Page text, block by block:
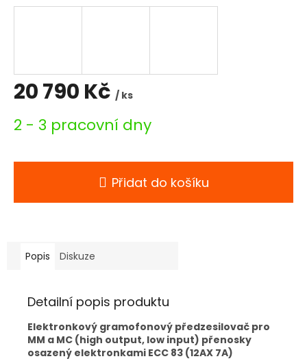
20 790 Kč / ks
cena:
2 - 3 pracovní dny
Přidat do košíku
Popis Diskuze
Detailní popis produktu
Elektronkový gramofonový předzesilovač pro
MM a MC (high output, low input) přenosky
osazený elektronkami ECC 83 (12AX 7A)